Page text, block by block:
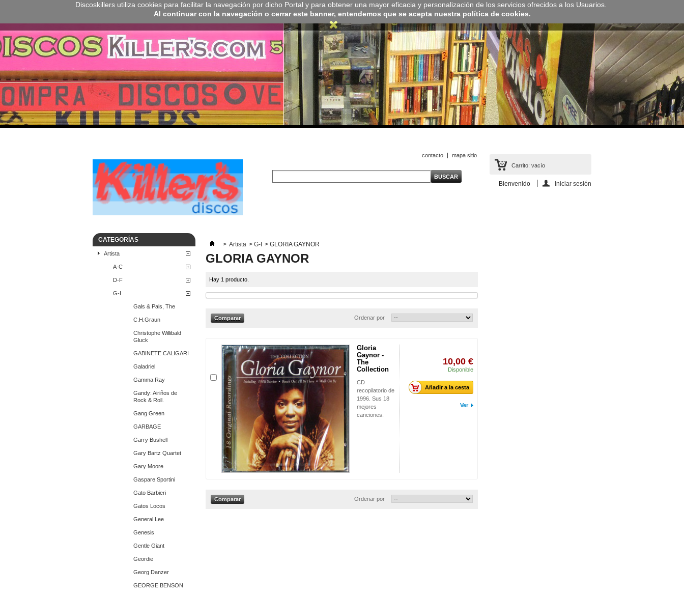
Discoskillers utiliza cookies para facilitar la navegación por dicho Portal y para obtener una mayor eficacia y personalización de los servicios ofrecidos a los Usuarios.
Al continuar con la navegación o cerrar este banner, entendemos que se acepta nuestra política de cookies.
Carrito: vacío
Bienvenido Iniciar sesión
contacto mapa sitio
CATEGORÍAS
Artista
A-C
D-F
G-I
Gals & Pals, The
C.H.Graun
Christophe Willibald
Gluck
GABINETE CALIGARI
Galadriel
Gamma Ray
Gandy: Airiños de
Rock & Roll.
Gang Green
GARBAGE
Garry Bushell
Gary Bartz Quartet
Gary Moore
Gaspare Sportini
Gato Barbieri
Gatos Locos
General Lee
Genesis
Gentle Giant
Geordie
Georg Danzer
GEORGE BENSON
> Artista > G-I > GLORIA GAYNOR
GLORIA GAYNOR
Hay 1 producto.
Ordenar por
Gloria
Gaynor -
The
Collection
CD
recopilatorio de
1996. Sus 18
mejores
canciones.
10,00 €
Disponible
Añadir a la cesta
Ver
Ordenar por